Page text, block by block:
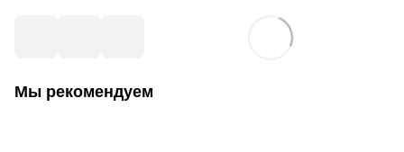
Мы рекомендуем